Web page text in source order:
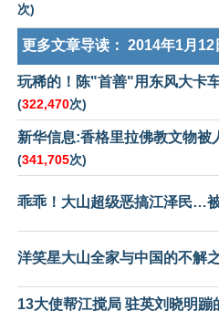
次)
更多文章导读： 2014年1月12
玩稀的！陈"首善"用东风大卡
(322,470次)
新华信息:香格里拉佛教文物被
(341,705次)
乖乖！大山超级恶搞江泽民…
洋笑星大山全家与中国的不解
13大使帮江搅局 驻英刘晓明蹦